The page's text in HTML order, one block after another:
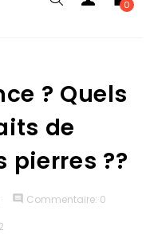
0
? Quels
de
pierres ??
comment Commentaire: 0